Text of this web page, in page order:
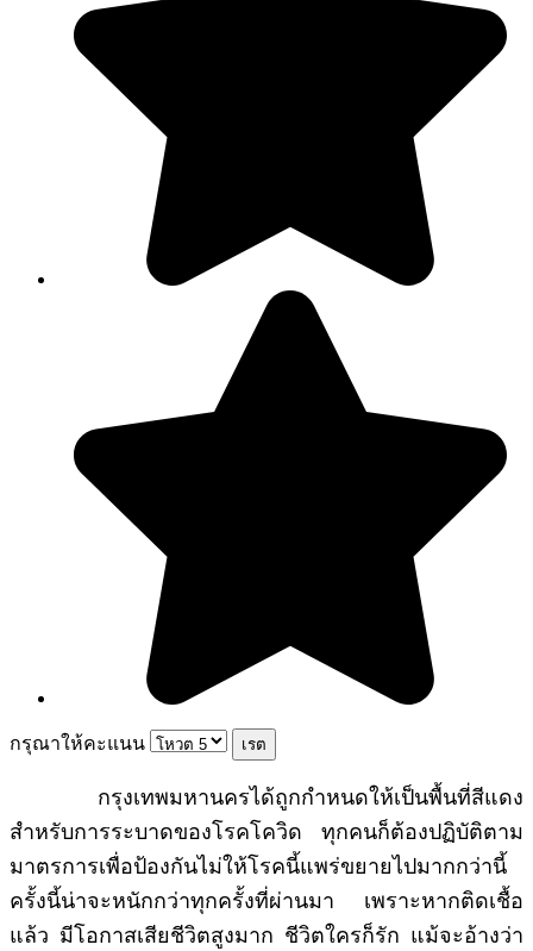
กรุณาให้คะแนน
กรุงเทพมหานครได้ถูกกำหนดให้เป็นพื้นที่สีแดง
สำหรับการระบาดของโรคโควิด ทุกคนก็ต้องปฏิบัติตาม
มาตรการเพื่อป้องกันไม่ให้โรคนี้แพร่ขยายไปมากกว่านี้
ครั้งนี้น่าจะหนักกว่าทุกครั้งที่ผ่านมา เพราะหากติดเชื้อ
แล้ว มีโอกาสเสียชีวิตสูงมาก ชีวิตใครก็รัก แม้จะอ้างว่า